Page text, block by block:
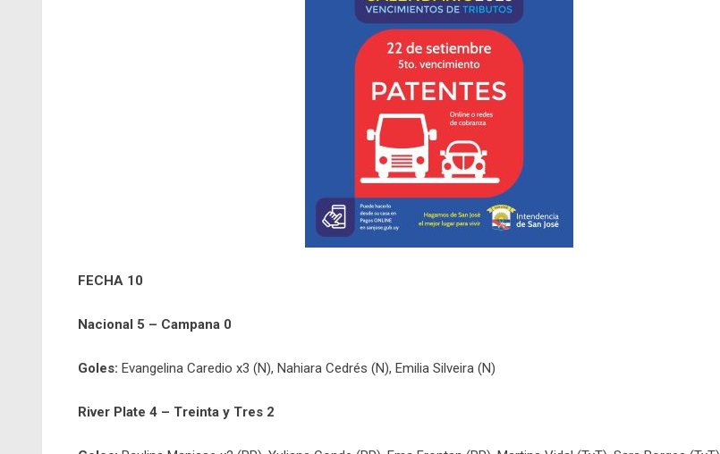
FECHA 10
Nacional 5 – Campana 0
Goles: Evangelina Caredio x3 (N), Nahiara Cedrés (N), Emilia Silveira (N)
River Plate 4 – Treinta y Tres 2